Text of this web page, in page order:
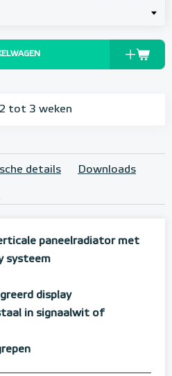
2 tot 3 weken
details Downloads
paneelradiator met
systeem
display
in signaalwit of